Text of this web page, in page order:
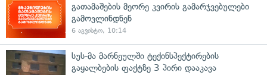
გათამაშების მეორე კვირის გამარჯვებულები
გამოვლინდნენ
6 აგვისტო, 10:14
სუს-მა მარნეულში ტექინსპექტირების
გაყალბების ფაქტზე 3 პირი დააკავა